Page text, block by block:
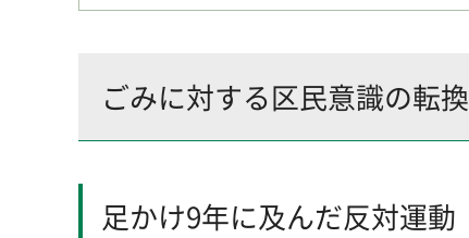
ごみに対する区民意識の転換
足かけ9年に及んだ反対運動